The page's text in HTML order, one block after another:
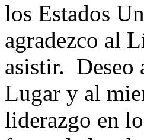
los Estados
agradezco al
asistir. Deseo
Lugar y al
liderazgo en